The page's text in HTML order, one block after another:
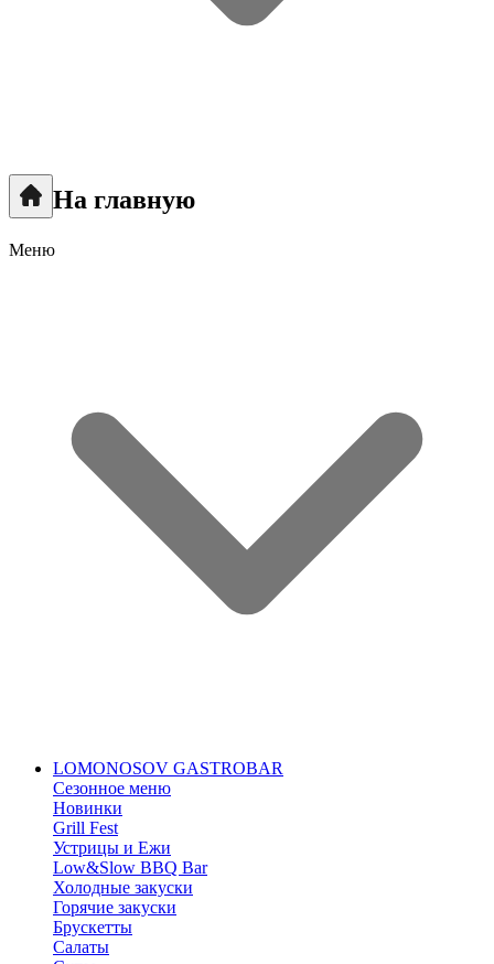
На главную
Меню
LOMONOSOV GASTROBAR
Сезонное меню
Новинки
Grill Fest
Устрицы и Ежи
Low&Slow BBQ Bar
Холодные закуски
Горячие закуски
Брускетты
Салаты